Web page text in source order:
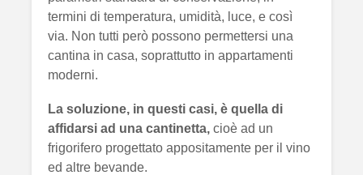
termini di temperatura, umidità, luce, e così
via. Non tutti però possono permettersi una
cantina in casa, soprattutto in appartamenti
moderni.
La soluzione, in questi casi, è quella di
affidarsi ad una cantinetta, cioè ad un
frigorifero progettato appositamente per il vino
ed altre bevande.